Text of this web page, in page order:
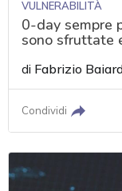
VULNERABILITÀ
0-day sempre
sono sfruttate
di Fabrizio
Condividi